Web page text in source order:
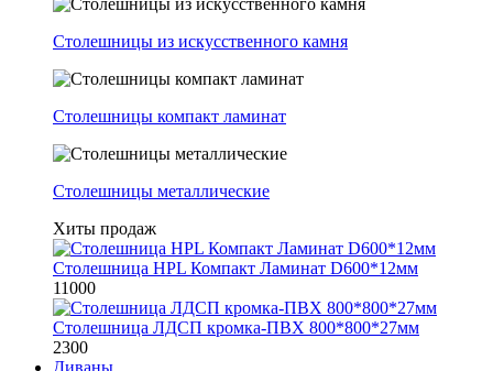
Столешницы из искусственного камня
Столешницы компакт ламинат
Столешницы металлические
Хиты продаж
Столешница HPL Компакт Ламинат D600*12мм
11000
Столешница ЛДСП кромка-ПВХ 800*800*27мм
2300
Диваны